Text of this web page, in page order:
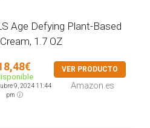
Age Defying Plant-Based
1.7 OZ
9, 2024 11:44
pm
VER PRODUCTO
Amazon.es